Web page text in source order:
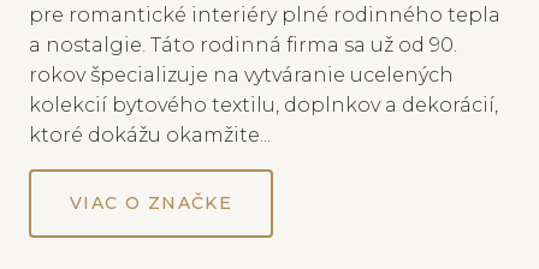
pre romantické interiéry plné rodinného tepla
a nostalgie. Táto rodinná firma sa už od 90.
rokov špecializuje na vytváranie ucelených
kolekcií bytového textilu, doplnkov a dekorácií,
ktoré dokážu okamžite...
VIAC O ZNAČKE